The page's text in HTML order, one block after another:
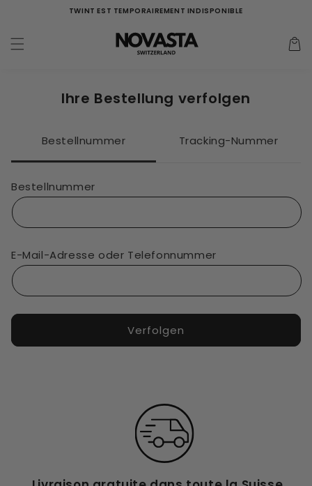
TWINT EST TEMPORAIREMENT INDISPONIBLE
Panier
Ihre Bestellung verfolgen
Bestellnummer Tracking-Nummer
Bestellnummer
E-Mail-Adresse oder Telefonnummer
Verfolgen